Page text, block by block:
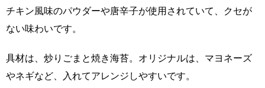
チキン風味のパウダーや唐辛子が使用されていて、クセが
ない味わいです。
具材は、炒りごまと焼き海苔。オリジナルは、マヨネーズ
やネギなど、入れてアレンジしやすいです。